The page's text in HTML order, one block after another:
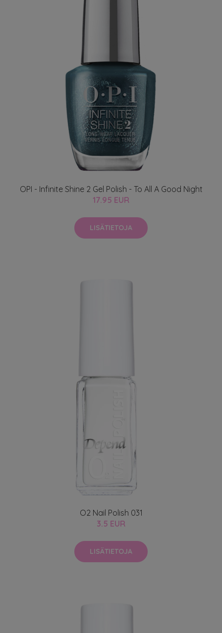
OPI - Infinite Shine 2 Gel Polish - To All A Good Night
17.95 EUR
LISÄTIETOJA
O2 Nail Polish 031
3.5 EUR
LISÄTIETOJA